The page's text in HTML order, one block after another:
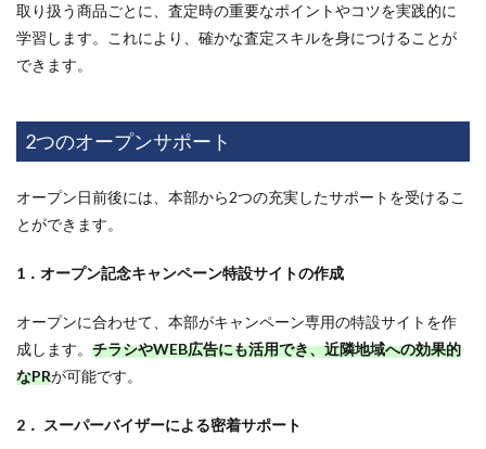
取り扱う商品ごとに、査定時の重要なポイントやコツを実践的に
学習します。これにより、確かな査定スキルを身につけることが
できます。
2つのオープンサポート
オープン日前後には、本部から2つの充実したサポートを受けるこ
とができます。
1．オープン記念キャンペーン特設サイトの作成
オープンに合わせて、本部がキャンペーン専用の特設サイトを作
成します。 チラシやWEB広告にも活用でき、近隣地域への効果的
なPRが可能です。
2． スーパーバイザーによる密着サポート